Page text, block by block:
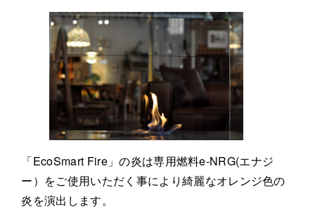
「EcoSmart Fire」の炎は専用燃料e-NRG(エナジ
ー）をご使用いただく事により綺麗なオレンジ色の
炎を演出します。